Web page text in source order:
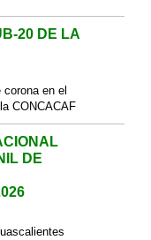
20 DE LA
en el
CONCACAF
DE